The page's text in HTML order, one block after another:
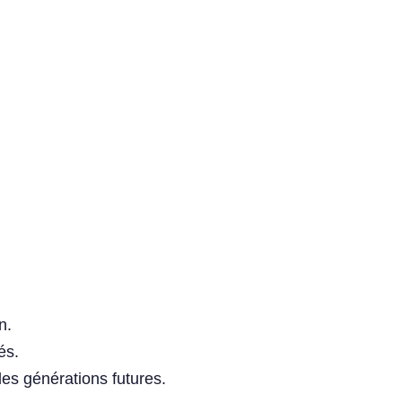
générations futures.